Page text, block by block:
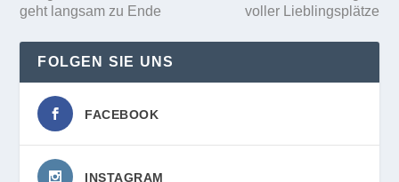
geht langsam zu Ende
voller Lieblingsplätze
FOLGEN SIE UNS
FACEBOOK
INSTAGRAM